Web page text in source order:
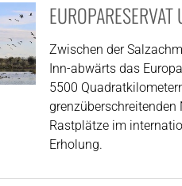
EUROPARESERVAT
Zwischen der
Inn-abwärts das
5500
Rastplätze im
Erholung.